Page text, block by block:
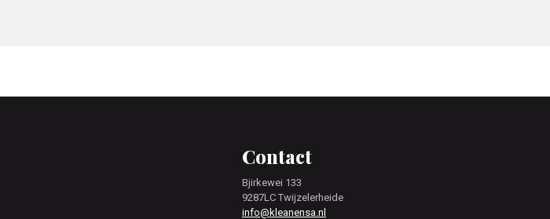
Contact
Bjirkewei 133
9287LC Twijzelerheide
info@kleanensa.nl